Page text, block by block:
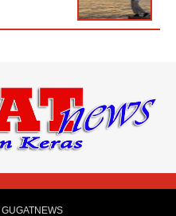
GUGATNEWS